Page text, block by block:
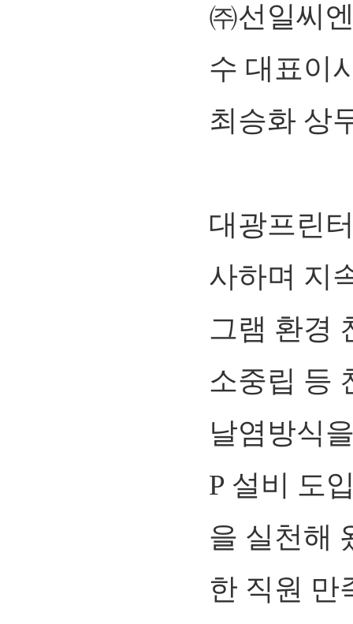
㈜선일씨
수 대표이
최승화 상
대광프린
사하며 지
그램 환경
소중립 등
날염방식
P 설비 도
을 실천해
한 직원 만